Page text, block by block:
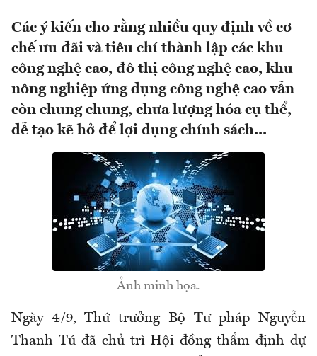
Các ý kiến cho rằng nhiều quy định về cơ
chế ưu đãi và tiêu chí thành lập các khu
công nghệ cao, đô thị công nghệ cao, khu
nông nghiệp ứng dụng công nghệ cao vẫn
còn chung chung, chưa lượng hóa cụ thể,
dễ tạo kẽ hở để lợi dụng chính sách...
Ảnh minh họa.
Ngày 4/9, Thứ trưởng Bộ Tư pháp Nguyễn
Thanh Tú đã chủ trì Hội đồng thẩm định dự